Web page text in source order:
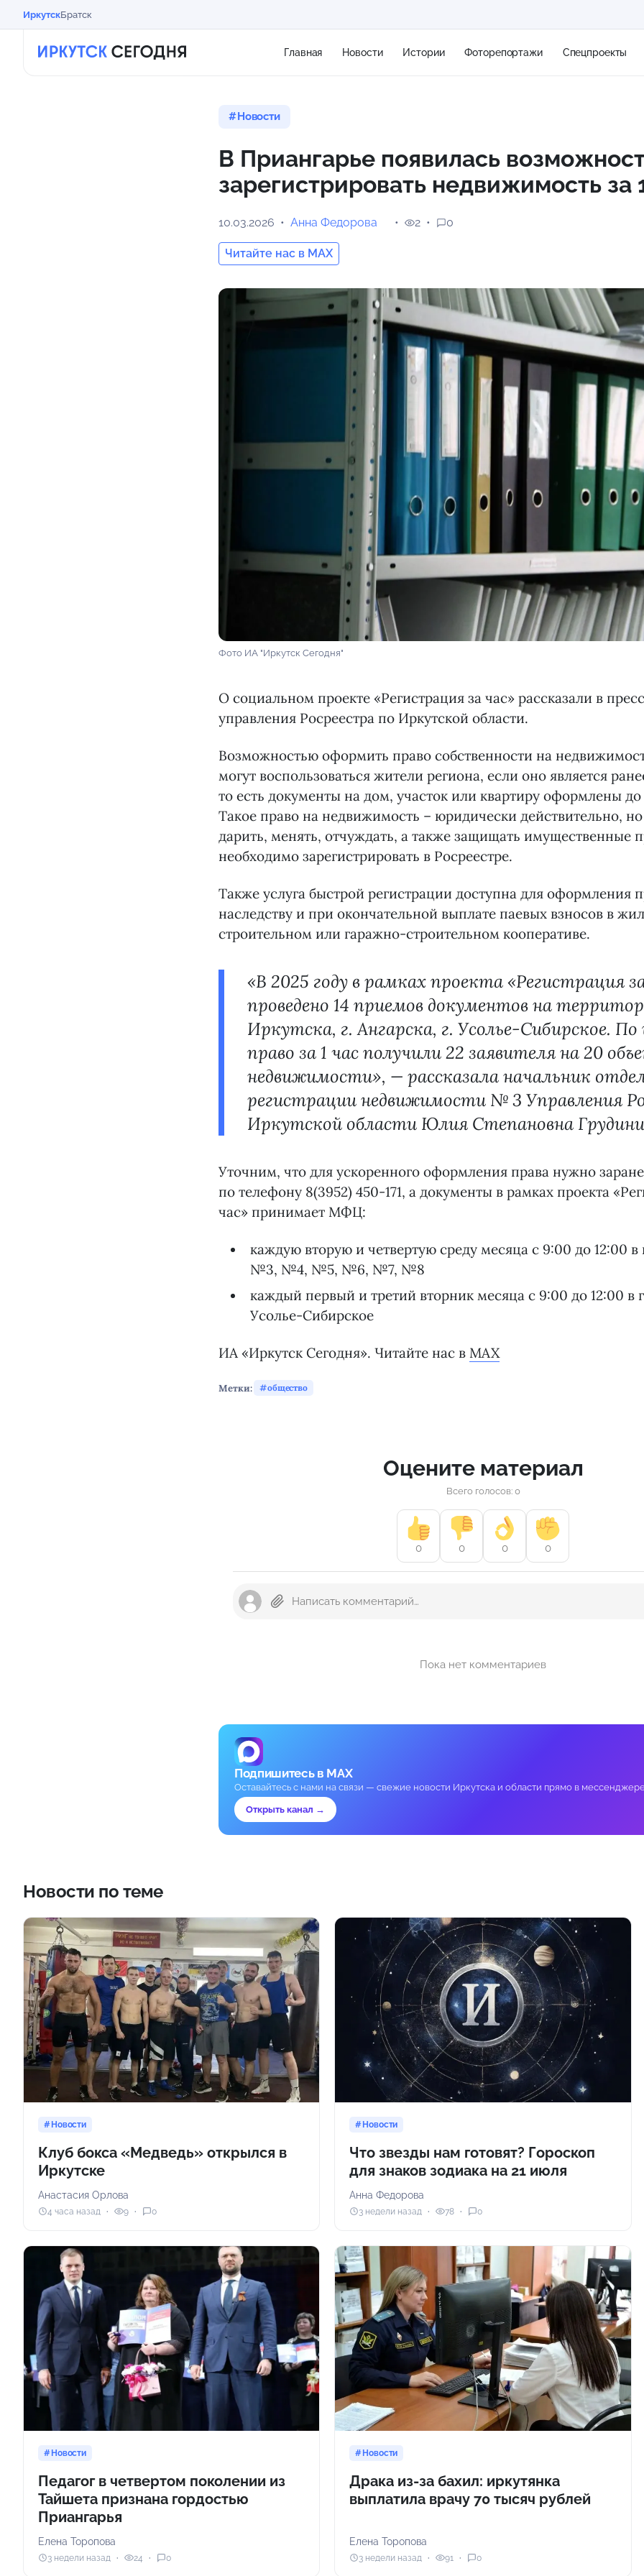
ИркутскБратск
Главная Новости Истории Фоторепортажи Спецпроекты
11 м/с
Новости
В Приангарье появилась
зарегистрировать недвижимость за
10.03.2026 Анна Федорова
Читайте нас в MAX
2 0
Фото ИА "Иркутск Сегодня"
О социальном проекте «Регистрация за час» рассказали в
управления Росреестра по Иркутской области.
Возможностью оформить право собственности на
могут воспользоваться жители региона, если оно является
то есть документы на дом, участок или квартиру оформлены до
Такое право на недвижимость – юридически действительно,
дарить, менять, отчуждать, а также защищать имущественные
необходимо зарегистрировать в Росреестре.
Также услуга быстрой регистрации доступна для оформления
наследству и при окончательной выплате паевых взносов в
строительном или гаражно-строительном кооперативе.
«В 2025 году в рамках проекта «Регистрация
проведено 14 приемов документов на
Иркутска, г. Ангарска, г. Усолье-Сибирское.
право за 1 час получили 22 заявителя на 20
недвижимости», — рассказала начальник
регистрации недвижимости № 3 Управления
Иркутской области Юлия Степановна
Уточним, что для ускоренного оформления права нужно
по телефону 8(3952) 450-171, а документы в рамках проекта
час» принимает МФЦ:
каждую вторую и четвертую среду месяца с 9:00 до 12:00
№3, №4, №5, №6, №7, №8
каждый первый и третий вторник месяца с 9:00 до 12:00 в
Усолье-Сибирское
ИА «Иркутск Сегодня». Читайте нас в MAX
Метки: общество
Оцените материал
Всего голосов: 0
0 0 0 0
Пока нет комментариев
Подпишитесь в MAX
Оставайтесь с нами на связи — свежие новости Иркутска и области прямо в
Открыть канал →
Новости по теме
Новости
Клуб бокса «Медведь» открылся в
Иркутске
Анастасия Орлова
4 часа назад 9 0
Новости
Что звезды нам готовят? Гороскоп
для знаков зодиака на 21 июля
Анна Федорова
3 недели назад 78 0
Новости
Педагог в четвертом поколении из
Тайшета признана гордостью
Приангарья
Елена Торопова
3 недели назад 24 0
Новости
Драка из-за бахил: иркутянка
выплатила врачу 70 тысяч рублей
Елена Торопова
3 недели назад 91 0